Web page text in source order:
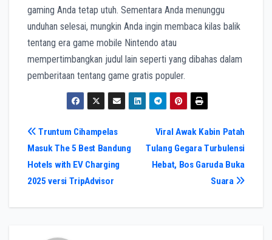
gaming Anda tetap utuh. Sementara Anda menunggu
unduhan selesai, mungkin Anda ingin membaca kilas balik
tentang era game mobile Nintendo atau
mempertimbangkan judul lain seperti yang dibahas dalam
pemberitaan tentang game gratis populer.
Navigasi
pos
Viral Awak Kabin Patah
Tulang Gegara Turbulensi
Hebat, Bos Garuda Buka
Suara
Truntum Cihampelas
Masuk The 5 Best Bandung
Hotels with EV Charging
2025 versi TripAdvisor